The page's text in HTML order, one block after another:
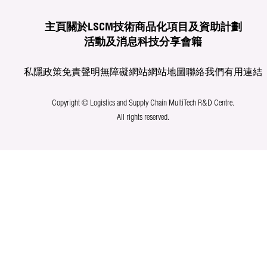
主頁 關於LSCM技術商品化項目及資助計劃
活動及消息科技分享會籍
私隱政策免責聲明無障礙網站網站地圖聯絡我們有用連結
Copyright © Logistics and Supply Chain MultiTech R&D Centre.
All rights reserved.